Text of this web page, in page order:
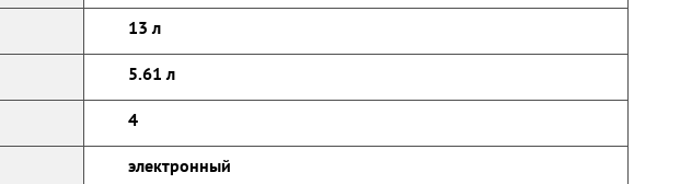
13 л
5.61 л
4
электронный